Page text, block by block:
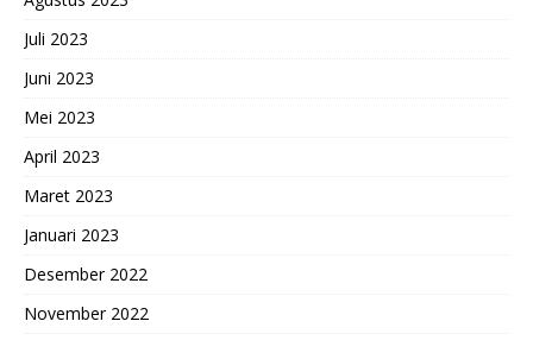
Juli 2023
Juni 2023
Mei 2023
April 2023
Maret 2023
Januari 2023
Desember 2022
November 2022